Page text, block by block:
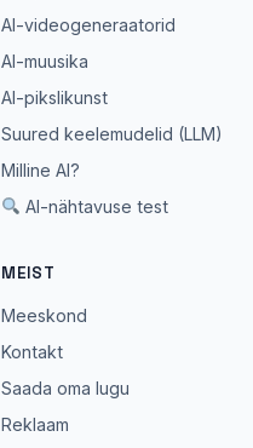
AI-videogeneraatorid
AI-muusika
AI-pikslikunst
Suured keelemudelid (LLM)
Milline AI?
AI-nähtavuse test
MEIST
Meeskond
Kontakt
Saada oma lugu
Reklaam